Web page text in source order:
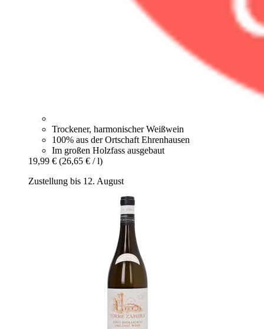
Trockener, harmonischer Weißwein
100% aus der Ortschaft Ehrenhausen
Im großen Holzfass ausgebaut
19,99 € (26,65 € / l)
Zustellung bis 12. August